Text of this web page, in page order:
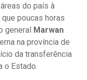
do país à
poucas horas
general Marwan
na província de
da transferência
o Estado.